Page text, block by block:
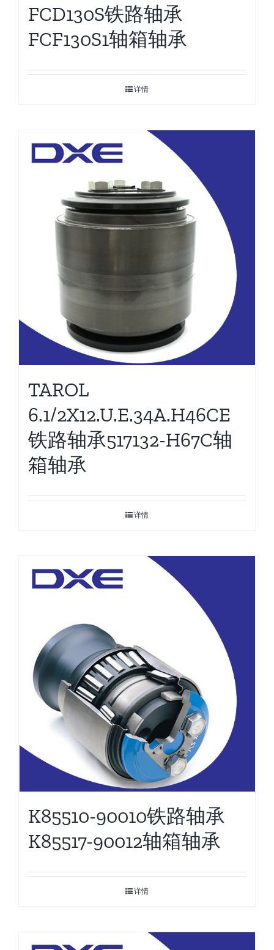
FCD130S铁路轴承
FCF130S1轴箱轴承
详情
TAROL
6.1/2X12.U.E.34A.H46CE
铁路轴承517132-H67C轴
箱轴承
详情
K85510-90010铁路轴承
K85517-90012轴箱轴承
详情